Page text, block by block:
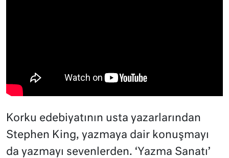
Korku edebiyatının usta yazarlarından
Stephen King, yazmaya dair konuşmayı
da yazmayı sevenlerden. ‘Yazma Sanatı’